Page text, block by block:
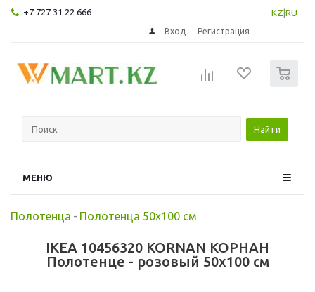
+7 727 31 22 666 KZ RU
Вход Регистрация
Найти
МЕНЮ
Полотенца - Полотенца 50х100 см
IKEA 10456320 KORNAN КОРНАН
Полотенце - розовый 50x100 см